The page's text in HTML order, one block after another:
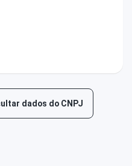
dados do CNPJ